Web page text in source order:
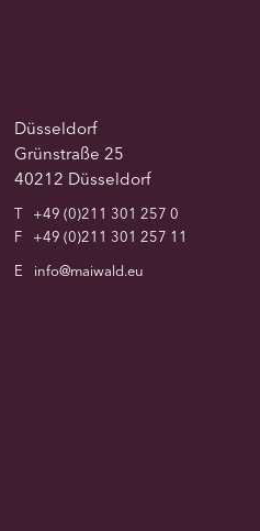
Düsseldorf
Grünstraße 25
40212 Düsseldorf
T
+49 (0)211 301 257 0
F
+49 (0)211 301 257 11
E
info@maiwald.eu